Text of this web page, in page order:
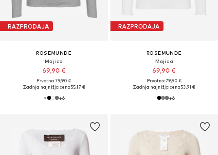
RAZPRODAJA
ROSEMUNDE
Majica
69,90 €
Prvotno: 79,90 €
Zadnja najnižja cena55,17 €
+6
RAZPRODAJA
ROSEMUNDE
Majica
69,90 €
Prvotno: 79,90 €
Zadnja najnižja cena53,91 €
+6